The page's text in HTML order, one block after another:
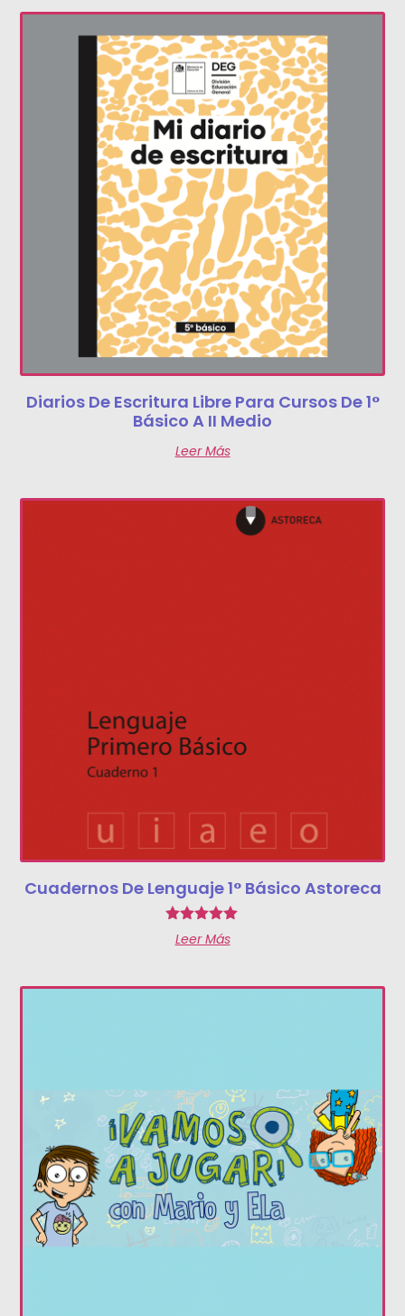
Diarios De Escritura Libre Para Cursos De 1°
Básico A II Medio
Leer Más
Cuadernos De Lenguaje 1° Básico Astoreca
Valorado
con
Leer Más